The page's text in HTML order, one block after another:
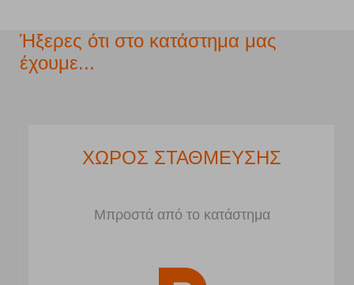
Ήξερες ότι στο κατάστημα μας
έχουμε...
ΧΩΡΟΣ ΣΤΑΘΜΕΥΣΗΣ
Μπροστά από το κατάστημα